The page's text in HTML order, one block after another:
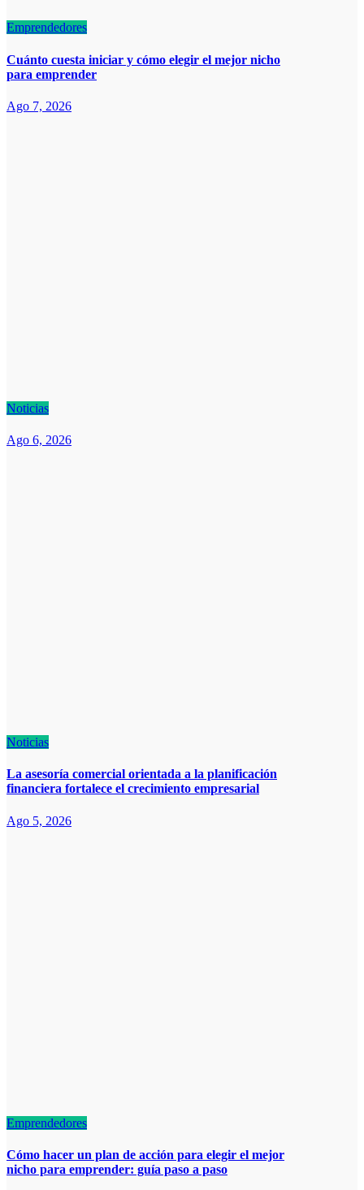
Emprendedores
Cuánto cuesta iniciar y cómo elegir el mejor nicho
para emprender
Ago 7, 2026
Noticias
Ago 6, 2026
Noticias
La asesoría comercial orientada a la planificación
financiera fortalece el crecimiento empresarial
Ago 5, 2026
Emprendedores
Cómo hacer un plan de acción para elegir el mejor
nicho para emprender: guía paso a paso